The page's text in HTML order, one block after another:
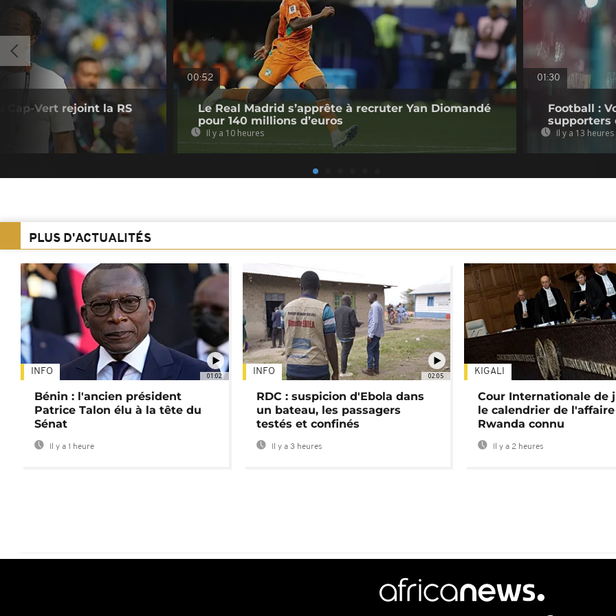
Cap-Vert rejoint la RS
00:52
Le Real Madrid s’apprête à recruter Yan Diomandé
pour 140 millions d’euros
Il y a 10 heures
01:30
Football :
supporters
Il y a 13 heures
PLUS D'ACTUALITÉS
01:02
INFO
Bénin : l'ancien président
Patrice Talon élu à la tête du
Sénat
Il y a 1 heure
02:05
INFO
RDC : suspicion d'Ebola dans
un bateau, les passagers
testés et confinés
Il y a 3 heures
KIGALI
Cour Internationale de
le calendrier de l'affaire
Rwanda connu
Il y a 2 heures